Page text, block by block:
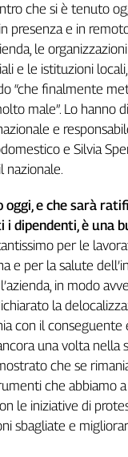
che si è tenuto
presenza e in
le
e le istituzioni
“che finalmente
male”. Lo hanno
e
e Silvia
nazionale.
oggi, e che sarà
dipendenti, è una
per le
e per la salute
in modo
la
con il conseguente
una volta nella
che se
che abbiamo a
le iniziative di
sbagliate e